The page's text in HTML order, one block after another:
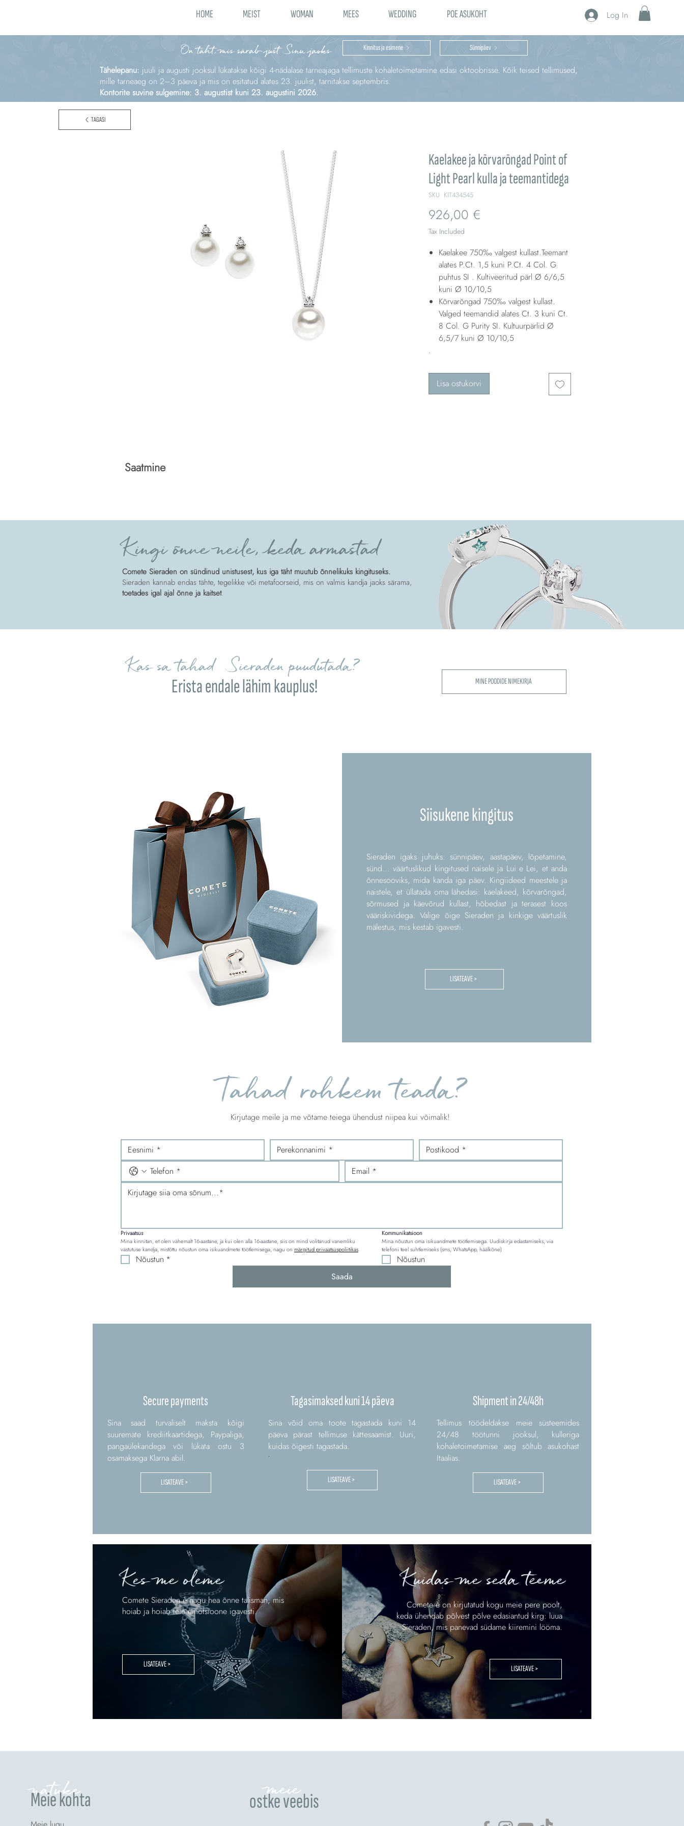
HOME MEIST WOMAN MEES WEDDING POE ASUKOHT Log In
On täht, mis särab just Sinu jaoks Kinnitus ja esimene Sünnipäev
Tähelepanu: juuli ja augusti jooksul lükatakse kõigi 4‑nädalase tarneajaga tellimuste kohaletoimetamine edasi oktoobrisse. Kõik teised tellimused,
mille tarneaeg on 2–3 päeva ja mis on esitatud alates 23. juulist, tarnitakse septembris.
Kontorite suvine sulgemine: 3. augustist kuni 23. augustini 2026.
Kaelakee ja kõrvarõngad Point of
Light Pearl kulla ja teemantidega
SKU: KIT434545
926,00 €
Tax Included
Kaelakee 750‰ valgest kullast.Teemant
alates P.Ct. 1,5 kuni P.Ct. 4 Col. G
puhtus SI . Kultiveeritud pärl Ø 6/6,5
kuni Ø 10/10,5
Kõrvarõngad 750‰ valgest kullast.
Valged teemandid alates Ct. 3 kuni Ct.
8 Col. G Purity SI. Kultuurpärlid Ø
6,5/7 kuni Ø 10/10,5
.
Lisa ostukorvi
TAGASI
Saatmine
Kingi õnne neile, keda armastad
Comete Sieraden on sündinud unistusest, kus iga täht muutub õnnelikuks kingituseks.
Sieraden kannab endas tähte, tegelikke või metafoorseid, mis on valmis kandja jaoks särama,
toetades igal ajal õnne ja kaitset.
Kas sa tahad Sieraden puudutada?
Erista endale lähim kauplus! MINE POODIDE NIMEKIRJA
Siisukene kingitus
Sieraden igaks juhuks: sünnipäev, aastapäev, lõpetamine,
sünd... väärtuslikud kingitused naisele ja Lui e Lei, et anda
õnnesooviks, mida kanda iga päev. Kingiideed meestele ja
naistele, et üllatada oma lähedasi: kaelakeed, kõrvarõngad,
sõrmused ja käevõrud kullast, hõbedast ja terasest koos
vääriskividega. Valige õige Sieraden ja kinkige väärtuslik
mälestus, mis kestab igavesti.
LISATEAVE >
Tahad rohkem teada?
Kirjutage meile ja me võtame teiega ühendust niipea kui võimalik!
Privaatsus
Mina kinnitan, et olen vähemalt 16-aastane, ja kui olen alla 16-aastane, siis on mind volitanud vanemliku
vastutuse kandja, mistõttu nõustun oma isikuandmete töötlemisega, nagu on märgitud privaatsuspoliitikas.
Kommunikatsioon
Mina nõustun oma isikuandmete töötlemisega. Uudiskirja edastamiseks, via
telefoni teel suhtlemiseks (sms, WhatsApp, häälkõne)
Nõustun *
Nõustun
Saada
Secure payments
Sina saad turvaliselt maksta kõigi
suuremate krediitkaartidega, Paypaliga,
pangaülekandega või lükata ostu 3
osamaksega Klarna abil.
LISATEAVE >
Tagasimaksed kuni 14 päeva
Sina võid oma toote tagastada kuni 14
päeva pärast tellimuse kättesaamist. Uuri,
kuidas õigesti tagastada.
LISATEAVE >
Shipment in 24/48h
Tellimus töödeldakse meie süsteemides
24/48 töötunni jooksul, kulleriga
kohaletoimetamise aeg sõltub asukohast
Itaalias.
LISATEAVE >
Kes me oleme
Comete Sieraden è nagu hea õnne talisman, mis
hoiab ja hoiab teie emotsioone igavesti.
LISATEAVE >
Kuidas me seda teeme
.
Comete è on kirjutatud kogu meie pere poolt,
keda ühendab põlvest põlve edasiantud kirg: luua
Sieraden, mis panevad südame kiiremini lööma.
LISATEAVE >
natuke
Meie kohta meie
ostke veebis